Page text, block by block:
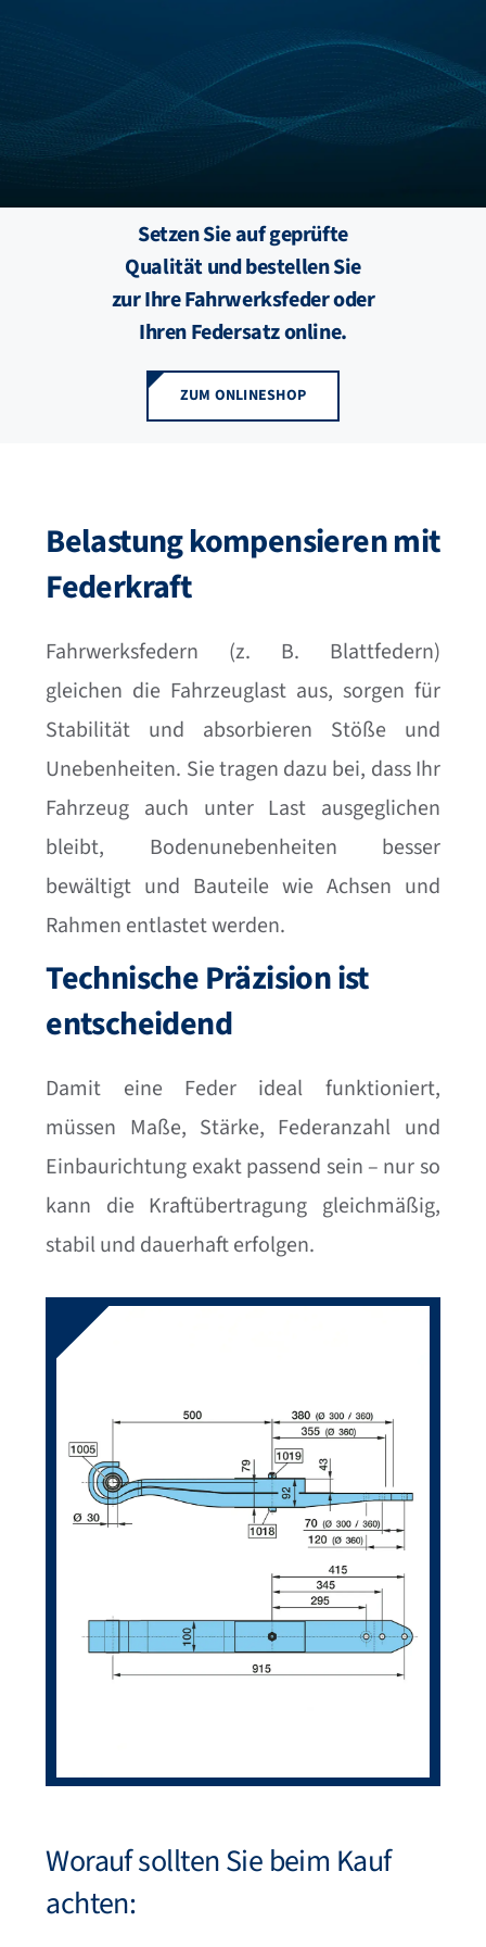
STANDORTE
Setzen Sie auf geprüfte
Qualität und bestellen Sie
zur Ihre Fahrwerksfeder oder
Ihren Feder­satz online.
ZUM ONLINESHOP
Belastung kompensieren mit
Federkraft
Fahrwerksfedern (z. B. Blattfedern)
gleichen die Fahrzeuglast aus, sorgen für
Stabilität und absorbieren Stöße und
Unebenheiten. Sie tragen dazu bei, dass Ihr
Fahrzeug auch unter Last ausgeglichen
bleibt, Bodenunebenheiten besser
bewältigt und Bauteile wie Achsen und
Rahmen entlastet werden.
Technische Präzision ist
entscheidend
Damit eine Feder ideal funktioniert,
müssen Maße, Stärke, Federanzahl und
Einbaurichtung exakt passend sein – nur so
kann die Kraftübertragung gleichmäßig,
stabil und dauerhaft erfolgen.
Worauf sollten Sie beim Kauf
achten: